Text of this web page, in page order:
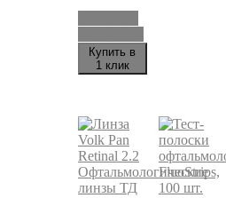
Этот
товар
вариаций.
Опции
можно
выбрать
на
странице
Купить в
1 клик